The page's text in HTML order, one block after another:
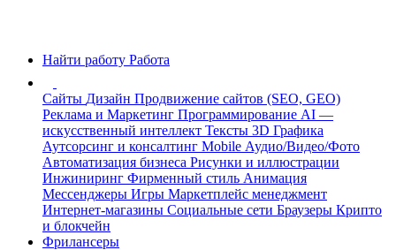
Найти работу Работа
Сайты Дизайн Продвижение сайтов (SEO, GEO)
Реклама и Маркетинг Программирование AI —
искусственный интеллект Тексты 3D Графика
Аутсорсинг и консалтинг Mobile Аудио/Видео/Фото
Автоматизация бизнеса Рисунки и иллюстрации
Инжиниринг Фирменный стиль Анимация
Мессенджеры Игры Маркетплейс менеджмент
Интернет-магазины Социальные сети Браузеры Крипто
и блокчейн
Фрилансеры